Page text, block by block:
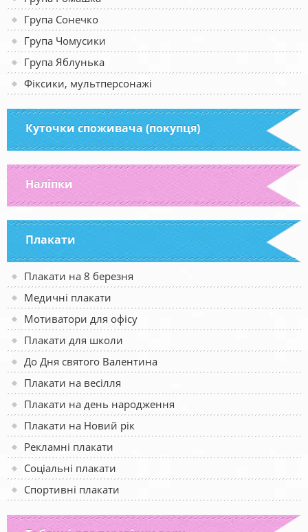
Група Сонечко
Група Чомусики
Група Яблунька
Фіксики, мультперсонажі
Куточки споживача (покупця)
Наліпки
Плакати
Плакати на 8 березня
Медичні плакати
Мотиватори для офісу
Плакати для школи
До Дня святого Валентина
Плакати на весілля
Плакати на день народження
Плакати на Новий рік
Рекламні плакати
Соціальні плакати
Спортивні плакати